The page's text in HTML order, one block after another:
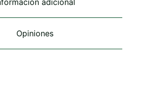
página
adicional
Opiniones